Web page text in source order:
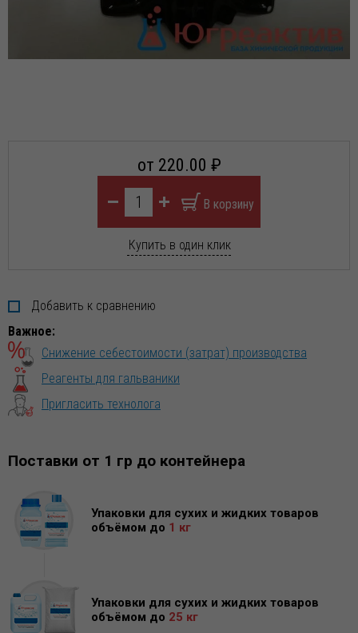
от 220.00 ₽
Купить в один клик
Добавить к сравнению
Важное:
Снижение себестоимости (затрат) производства
Реагенты для гальваники
Пригласить технолога
Поставки от 1 гр до контейнера
Упаковки для сухих и жидких товаров
объёмом до 1 кг
Упаковки для сухих и жидких товаров
объёмом до 25 кг